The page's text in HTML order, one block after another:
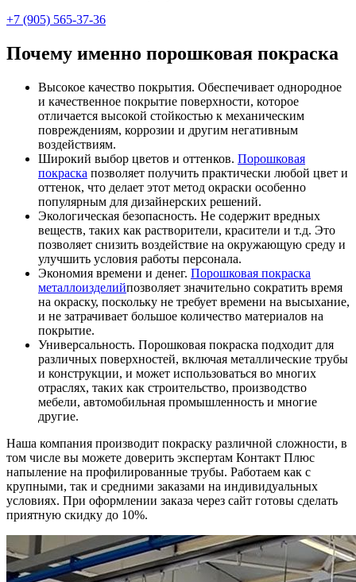
+7 (905) 565-37-36
Почему именно порошковая покраска
Высокое качество покрытия. Обеспечивает однородное
и качественное покрытие поверхности, которое
отличается высокой стойкостью к механическим
повреждениям, коррозии и другим негативным
воздействиям.
Широкий выбор цветов и оттенков. Порошковая
покраска позволяет получить практически любой цвет и
оттенок, что делает этот метод окраски особенно
популярным для дизайнерских решений.
Экологическая безопасность. Не содержит вредных
веществ, таких как растворители, красители и т.д. Это
позволяет снизить воздействие на окружающую среду и
улучшить условия работы персонала.
Экономия времени и денег. Порошковая покраска
металлоизделийпозволяет значительно сократить время
на окраску, поскольку не требует времени на высыхание,
и не затрачивает большое количество материалов на
покрытие.
Универсальность. Порошковая покраска подходит для
различных поверхностей, включая металлические трубы
и конструкции, и может использоваться во многих
отраслях, таких как строительство, производство
мебели, автомобильная промышленность и многие
другие.
Наша компания производит покраску различной сложности, в
том числе вы можете доверить экспертам Контакт Плюс
напыление на профилированные трубы. Работаем как с
крупными, так и средними заказами на индивидуальных
условиях. При оформлении заказа через сайт готовы сделать
приятную скидку до 10%.